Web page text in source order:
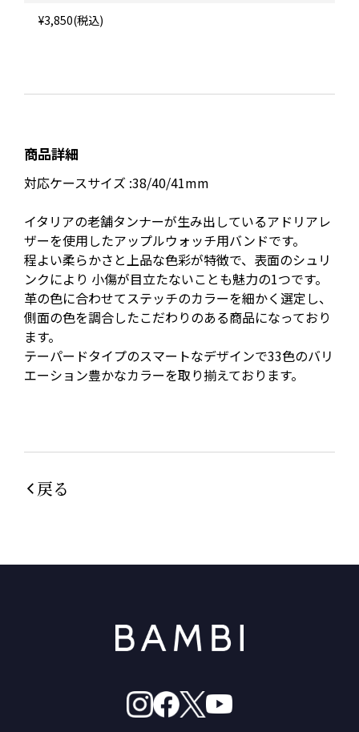
¥3,850(税込)
商品詳細
対応ケースサイズ :38/40/41mm
イタリアの老舗タンナーが生み出しているアドリアレ
ザーを使用したアップルウォッチ用バンドです。
程よい柔らかさと上品な色彩が特徴で、表面のシュリ
ンクにより 小傷が目立たないことも魅力の1つです。
革の色に合わせてステッチのカラーを細かく選定し、
側面の色を調合したこだわりのある商品になっており
ます。
テーパードタイプのスマートなデザインで33色のバリ
エーション豊かなカラーを取り揃えております。
戻る